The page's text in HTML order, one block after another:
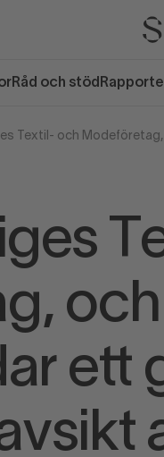
Råd och stöd
ett